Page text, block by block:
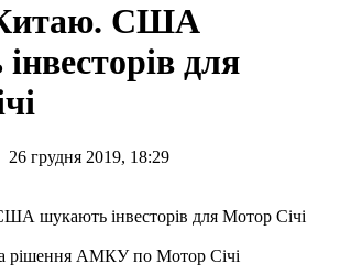
Китаю. США
для
грудня 2019, 18:29
рішення АМКУ по Мотор Січі